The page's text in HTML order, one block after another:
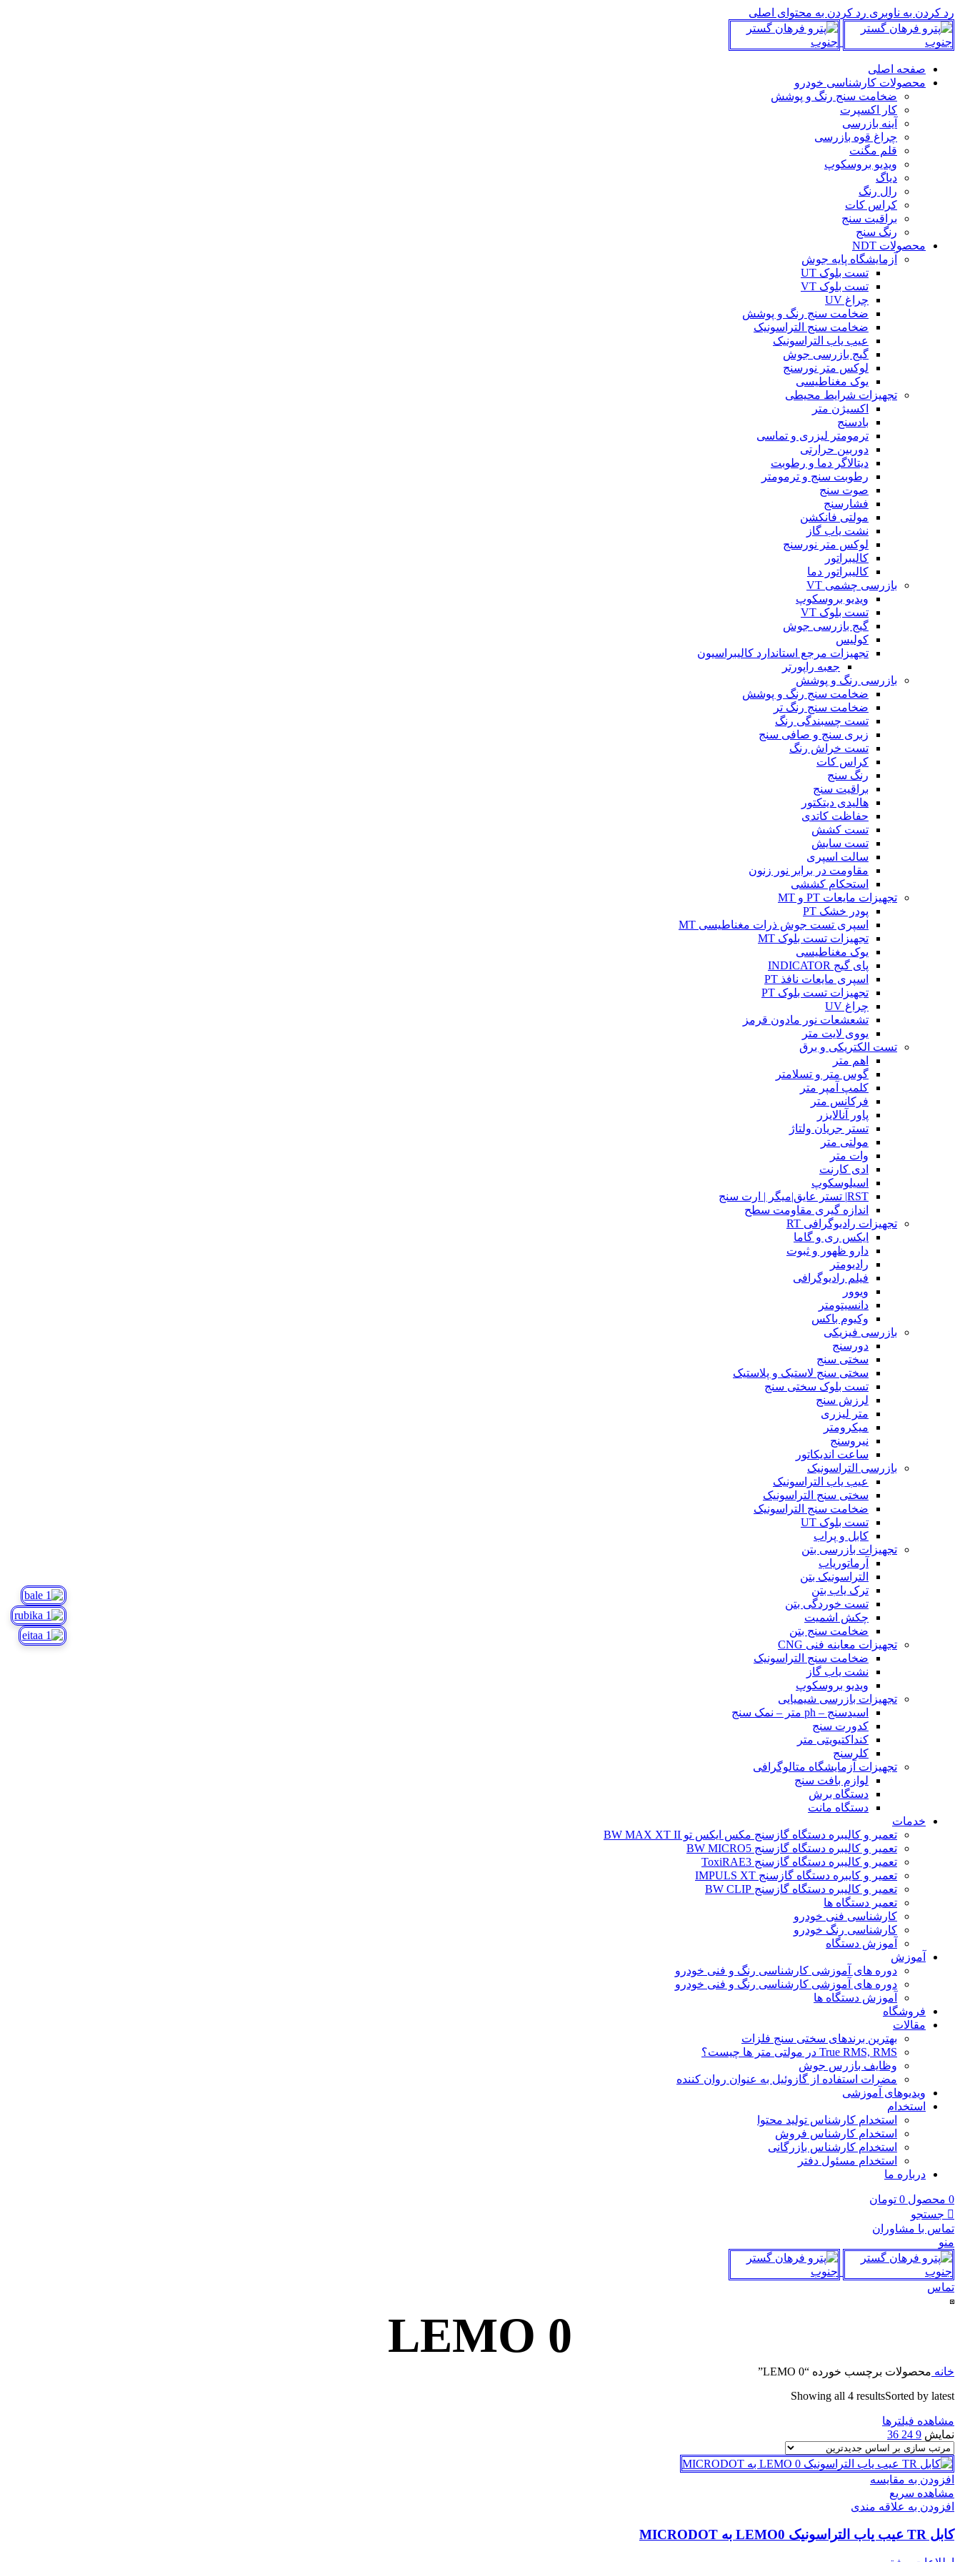
رد کردن به ناوبری رد کردن به محتوای اصلی
صفحه اصلی
محصولات کارشناسی خودرو
ضخامت سنج رنگ و پوشش
کار اکسپرت
آینه بازرسی
چراغ قوه بازرسی
قلم مگنت
ویدیو بروسکوپ
دیاگ
رال رنگ
کراس کات
براقیت سنج
رنگ سنج
محصولات NDT
آزمایشگاه پایه جوش
تست بلوک UT
تست بلوک VT
چراغ UV
ضخامت سنج رنگ و پوشش
ضخامت سنج التراسونیک
عیب یاب التراسونیک
گیج بازرسی جوش
لوکس متر نورسنج
یوک مغناطیسی
تجهیزات شرایط محیطی
اکسیژن متر
بادسنج
ترمومتر لیزری و تماسی
دوربین حرارتی
دیتالاگر دما و رطوبت
رطوبت سنج و ترمومتر
صوت سنج
فشارسنج
مولتی فانکشن
نشت یاب گاز
لوکس متر نورسنج
کالیبراتور
کالیبراتور دما
بازرسی چشمی VT
ویدیو بروسکوپ
تست بلوک VT
گیج بازرسی جوش
کولیس
تجهیزات مرجع استاندارد کالیبراسیون
جعبه راپورتر
بازرسی رنگ و پوشش
ضخامت سنج رنگ و پوشش
ضخامت سنج رنگ تر
تست چسبندگی رنگ
زبری سنج و صافی سنج
تست خراش رنگ
کراس کات
رنگ سنج
براقیت سنج
هالیدی دیتکتور
حفاظت کاتدی
تست کشش
تست سایش
سالت اسپری
مقاومت در برابر نور زنون
استحکام کششی
تجهیزات مایعات PT و MT
پودر خشک PT
اسپری تست جوش ذرات مغناطیسی MT
تجهیزات تست بلوک MT
یوک مغناطیسی
پای گیج INDICATOR
اسپری مایعات نافذ PT
تجهیزات تست بلوک PT
چراغ UV
تشعشعات نور مادون قرمز
یووی لایت متر
تست الکتریکی و برق
اهم متر
گوس متر و تسلامتر
کلمپ آمپر متر
فرکانس متر
پاور آنالایزر
تستر جریان ولتاژ
مولتی متر
وات متر
ادی کارنت
اسیلوسکوپ
RST| تستر عایق|میگر | ارت سنج
اندازه گیری مقاومت سطح
تجهیزات رادیوگرافی RT
ایکس ری و گاما
دارو ظهور و ثبوت
رادیومتر
فیلم رادیوگرافی
ویوور
دانسیتومتر
وکیوم باکس
بازرسی فیزیکی
دورسنج
سختی سنج
سختی سنج لاستیک و پلاستیک
تست بلوک سختی سنج
لرزش سنج
متر لیزری
میکرومتر
نیروسنج
ساعت اندیکاتور
بازرسی التراسونیک
عیب یاب التراسونیک
سختی سنج التراسونیک
ضخامت سنج التراسونیک
تست بلوک UT
کابل و پراب
تجهیزات بازرسی بتن
آرماتوریاب
التراسونیک بتن
ترک یاب بتن
تست خوردگی بتن
چکش اشمیت
ضخامت سنج بتن
تجهیزات معاینه فنی CNG
ضخامت سنج التراسونیک
نشت یاب گاز
ویدیو بروسکوپ
تجهیزات بازرسی شیمیایی
اسیدسنج – ph متر – نمک سنج
کدورت سنج
کنداکتیویتی متر
کلرسنج
تجهیزات آزمایشگاه متالوگرافی
لوازم بافت سنج
دستگاه برش
دستگاه مانت
خدمات
تعمیر و کالیبره دستگاه گازسنج مکس ایکس تو BW MAX XT II
تعمیر و کالیبره دستگاه گازسنج BW MICRO5
تعمیر و کالیبره دستگاه گازسنج ToxiRAE3
تعمیر و کایبره دستگاه گازسنج IMPULS XT
تعمیر و کالیبره دستگاه گازسنج BW CLIP
تعمیر دستگاه ها
کارشناسی فنی خودرو
کارشناسی رنگ خودرو
آموزش دستگاه
آموزش
دوره های آموزشی کارشناسی رنگ و فنی خودرو
دوره های آموزشی کارشناسی رنگ و فنی خودرو
آموزش دستگاه ها
فروشگاه
مقالات
بهترین برندهای سختی سنج فلزات
True RMS, RMS در مولتی متر ها چیست؟
وظایف بازرس جوش
مضرات استفاده از گازوئیل به عنوان روان کننده
ویدیوهای آموزشی
استخدام
استخدام کارشناس تولید محتوا
استخدام کارشناس فروش
استخدام کارشناس بازرگانی
استخدام مسئول دفتر
درباره ما
0 محصول 0 تومان
جستجو
تماس با مشاوران
منو
تماس
LEMO 0
خانه محصولات برچسب خورده “LEMO 0”
Showing all 4 resultsSorted by latest
مشاهده فیلترها
نمایش 9
24
36
افزودن به مقایسه
مشاهده سریع
افزودن به علاقه مندی
کابل TR عیب یاب التراسونیک LEMO0 به MICRODOT